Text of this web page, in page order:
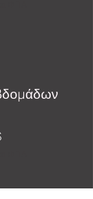
Τιμή